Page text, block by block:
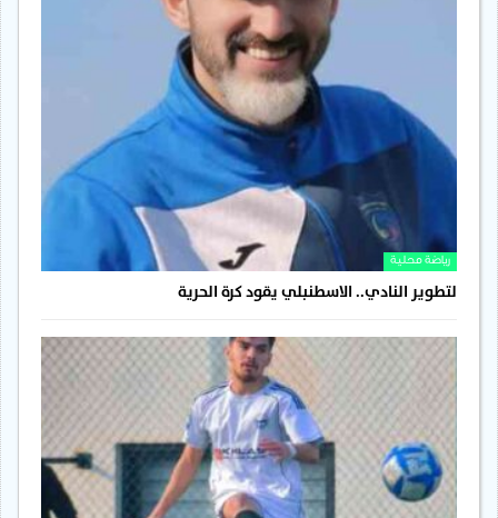
رياضة محلية
لتطوير النادي.. الاسطنبلي يقود كرة الحرية